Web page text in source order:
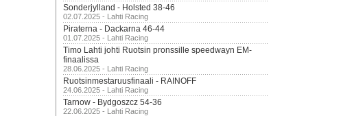
Sonderjylland - Holsted 38-46
02.07.2025 - Lahti Racing
Piraterna - Dackarna 46-44
01.07.2025 - Lahti Racing
Timo Lahti johti Ruotsin pronssille speedwayn EM-
finaalissa
28.06.2025 - Lahti Racing
Ruotsinmestaruusfinaali - RAINOFF
24.06.2025 - Lahti Racing
Tarnow - Bydgoszcz 54-36
22.06.2025 - Lahti Racing